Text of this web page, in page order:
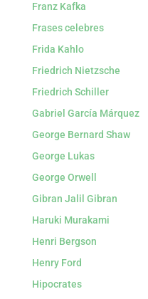
Franz Kafka
Frases celebres
Frida Kahlo
Friedrich Nietzsche
Friedrich Schiller
Gabriel García Márquez
George Bernard Shaw
George Lukas
George Orwell
Gibran Jalil Gibran
Haruki Murakami
Henri Bergson
Henry Ford
Hipocrates